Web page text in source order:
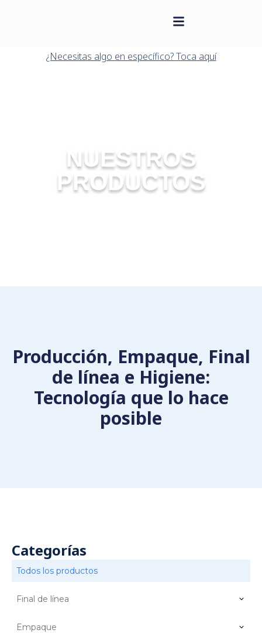
¿Necesitas algo en específico? Toca aquí
NUESTROS
PRODUCTOS
Producción, Empaque, Final
de línea e Higiene:
Tecnología que lo hace
posible
Categorías
Final de línea
Empaque
Todos los productos